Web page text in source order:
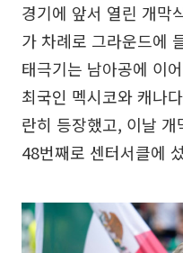
경기에 앞서 열린 개막
가 차례로 그라운드에
태극기는 남아공에 이
최국인 멕시코와 캐나
란히 등장했고, 이날
48번째로 센터서클에